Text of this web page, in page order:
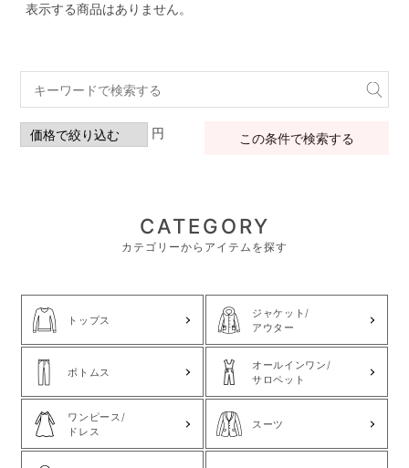
表示する商品はありません。
円 この条件で検索する
CATEGORY
カテゴリーからアイテムを探す
トップス
ジャケット/
アウター
ボトムス
オールインワン/
サロペット
ワンピース/
ドレス
スーツ